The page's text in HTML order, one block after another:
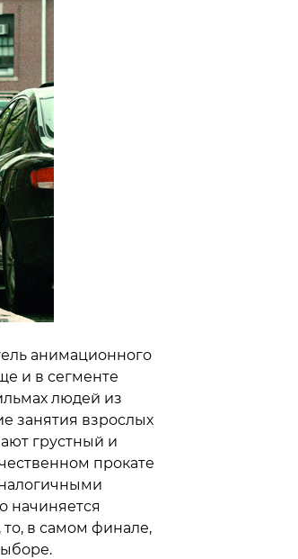
анимационного
и в сегменте
людей из
занятия взрослых
грустный и
прокате
начиняется
в самом финале,